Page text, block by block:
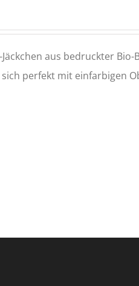
aus bedruckter
perfekt mit einfarbigen